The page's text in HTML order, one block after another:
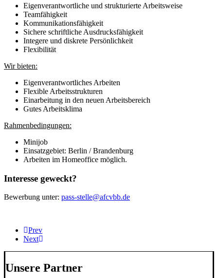
Eigenverantwortliche und strukturierte Arbeitsweise
Teamfähigkeit
Kommunikationsfähigkeit
Sichere schriftliche Ausdrucksfähigkeit
Integere und diskrete Persönlichkeit
Flexibilität
Wir bieten:
Eigenverantwortliches Arbeiten
Flexible Arbeitsstrukturen
Einarbeitung in den neuen Arbeitsbereich
Gutes Arbeitsklima
Rahmenbedingungen:
Minijob
Einsatzgebiet: Berlin / Brandenburg
Arbeiten im Homeoffice möglich.
Interesse geweckt?
Bewerbung unter: pass-stelle@afcvbb.de
Prev
Next
Unsere Partner